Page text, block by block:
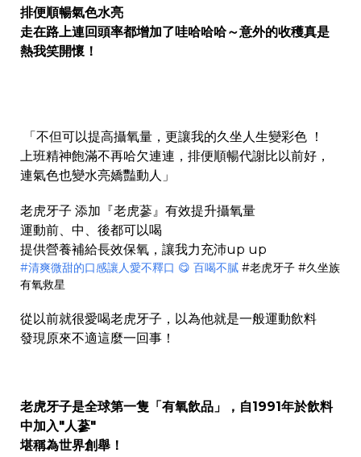
排便順暢氣色水亮
走在路上連回頭率都增加了哇哈哈哈～意外的收穫真是
熱我笑開懷！
「不但可以提高攝氧量，更讓我的久坐人生變彩色 ！
上班精神飽滿不再哈欠連連，排便順暢代謝比以前好，
連氣色也變水亮嬌豔動人」
老虎牙子 添加『老虎蔘』有效提升攝氧量
運動前、中、後都可以喝
提供營養補給長效保氧，讓我力充沛up up
#清爽微甜的口感讓人愛不釋口 😋 百喝不膩 #老虎牙子 #久坐族
有氧救星
從以前就很愛喝老虎牙子，以為他就是一般運動飲料
發現原來不適這麼一回事！
老虎牙子是全球第一隻「有氧飲品」，自1991年於飲料
中加入"人蔘"
堪稱為世界創舉！